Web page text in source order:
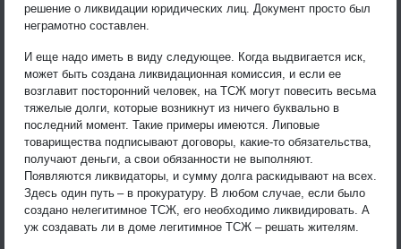
решение о ликвидации юридических лиц. Документ просто был
неграмотно составлен.
И еще надо иметь в виду следующее. Когда выдвигается иск,
может быть создана ликвидационная комиссия, и если ее
возглавит посторонний человек, на ТСЖ могут повесить весьма
тяжелые долги, которые возникнут из ничего буквально в
последний момент. Такие примеры имеются. Липовые
товарищества подписывают договоры, какие-то обязательства,
получают деньги, а свои обязанности не выполняют.
Появляются ликвидаторы, и сумму долга раскидывают на всех.
Здесь один путь – в прокуратуру. В любом случае, если было
создано нелегитимное ТСЖ, его необходимо ликвидировать. А
уж создавать ли в доме легитимное ТСЖ – решать жителям.